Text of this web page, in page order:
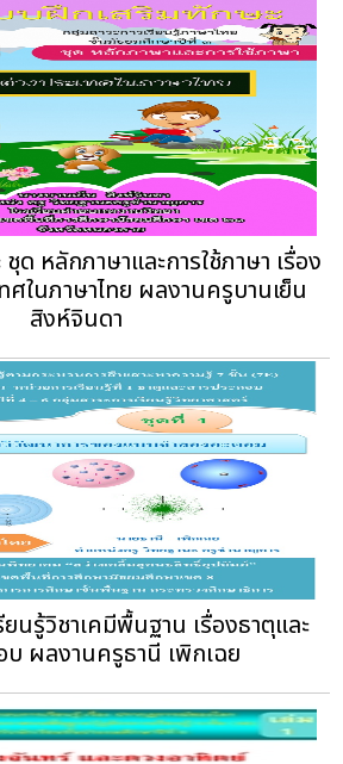
ด หลักภาษาและการใช้ภาษา เรื่อง
ศในภาษาไทย ผลงานครูบานเย็น
สิงห์จินดา
นรู้วิชาเคมีพื้นฐาน เรื่องธาตุและ
บ ผลงานครูธานี เพิกเฉย